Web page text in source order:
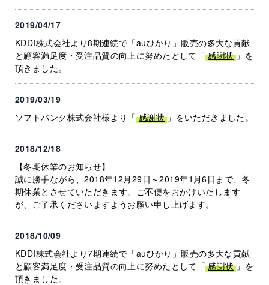
2019/04/17
KDDI株式会社より8期連続で「auひかり」販売の多大な貢献
と顧客満足度・受注品質の向上に努めたとして「 感謝状 」を
頂きました。
2019/03/19
ソフトバンク株式会社様より「 感謝状 」をいただきました。
2018/12/18
【冬期休業のお知らせ】
誠に勝手ながら、2018年12月29日～2019年1月6日まで、冬
期休業とさせていただきます。ご不便をおかけいたします
が、ご了承くださいますようお願い申し上げます。
2018/10/09
KDDI株式会社より7期連続で「auひかり」販売の多大な貢献
と顧客満足度・受注品質の向上に努めたとして「 感謝状 」を
頂きました。